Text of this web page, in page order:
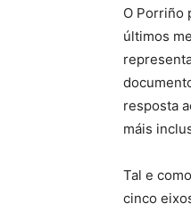
O Porriño
últimos
resposta
máis
Tal e
cinco